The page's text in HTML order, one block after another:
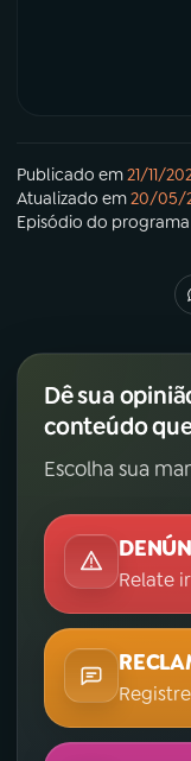
Publicado em21/11/
Atualizado em20/05/
Episódio do programa
Dê sua
conteúdo
Escolha sua
Relate